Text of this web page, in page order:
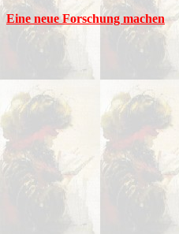
Eine neue Forschung machen